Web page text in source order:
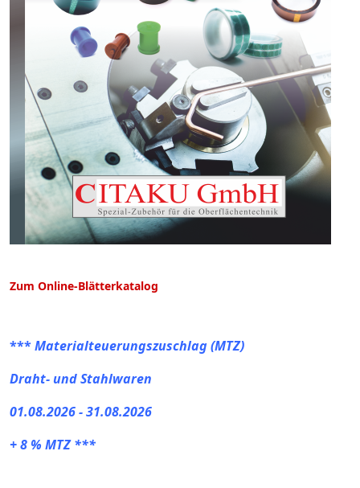
Zum Online-Blätterkatalog
***Materialteuerungszuschlag (MTZ)
Draht- und Stahlwaren
01.08.2026 - 31.08.2026
+ 8 % MTZ ***